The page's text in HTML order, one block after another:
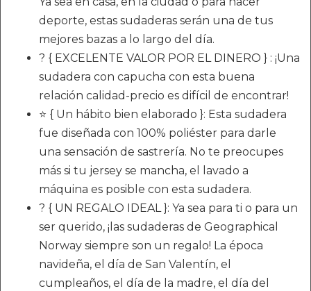
deporte, estas sudaderas serán una de tus
mejores bazas a lo largo del día.
? { EXCELENTE VALOR POR EL DINERO } : ¡Una
sudadera con capucha con esta buena
relación calidad-precio es difícil de encontrar!
⭐ { Un hábito bien elaborado }: Esta sudadera
fue diseñada con 100% poliéster para darle
una sensación de sastrería. No te preocupes
más si tu jersey se mancha, el lavado a
máquina es posible con esta sudadera.
? { UN REGALO IDEAL }: Ya sea para ti o para un
ser querido, ¡las sudaderas de Geographical
Norway siempre son un regalo! La época
navideña, el día de San Valentín, el
cumpleaños, el día de la madre, el día del